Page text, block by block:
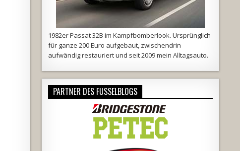
1982er Passat 32B im Kampfbomberlook. Ursprünglich
für ganze 200 Euro aufgebaut, zwischendrin
aufwändig restauriert und seit 2009 mein Alltagsauto.
PARTNER DES FUSSELBLOGS